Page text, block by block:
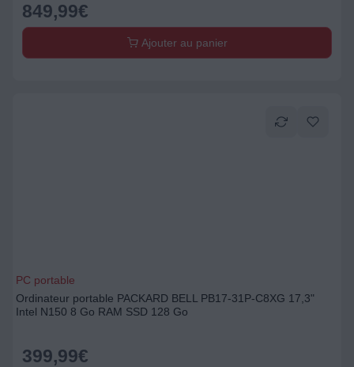
849,99€
Ajouter au panier
PC portable
Ordinateur portable PACKARD BELL PB17-31P-C8XG 17,3"
Intel N150 8 Go RAM SSD 128 Go
399,99€